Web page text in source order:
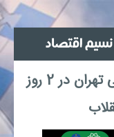
نگاهی به محدودیت‌های ترافیکی تهران در 2 روز